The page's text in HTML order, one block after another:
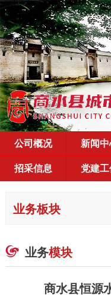
公司概况 新闻
招采信息
党建
业务板块
 业务模块
商水县恒源